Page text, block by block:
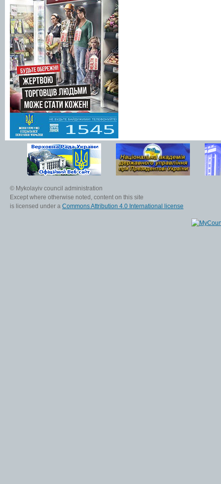
© Mykolayiv council administration
Except where otherwise noted, content on this site
is licensed under a Commons Attribution 4.0 International license